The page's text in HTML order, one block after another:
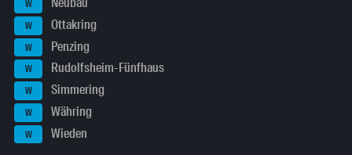
W
W Ottakring
W Penzing
W Rudolfsheim-Fünfhaus
W Simmering
W Währing
W Wieden